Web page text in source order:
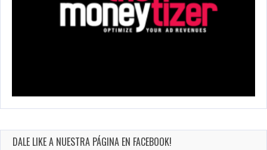
DALE LIKE A NUESTRA PÁGINA EN FACEBOOK!